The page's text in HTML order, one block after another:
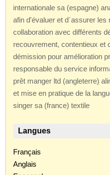
internationale sa (espagne)
afin d'évaluer et d´assurer
collaboration avec différents
recouvrement, contentieux et
démission pour amélioration
responsable du service
prêt manger ltd (angleterre)
et mise en pratique de la
singer sa (france) textile
Langues
Français
Anglais